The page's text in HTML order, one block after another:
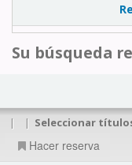
Su búsqueda
| | Seleccionar
Hacer reserva